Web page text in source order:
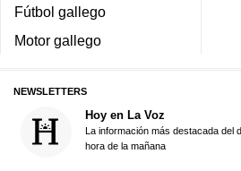
Fútbol gallego
Motor gallego
NEWSLETTERS
Hoy en La Voz
La información más destacada del
hora de la mañana